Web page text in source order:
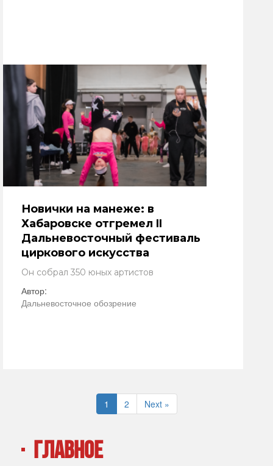
Новички на манеже: в
Хабаровске отгремел II
Дальневосточный фестиваль
циркового искусства
Он собрал 350 юных артистов
Автор:
Дальневосточное обозрение
1 2 Next »
ГЛАВНОЕ